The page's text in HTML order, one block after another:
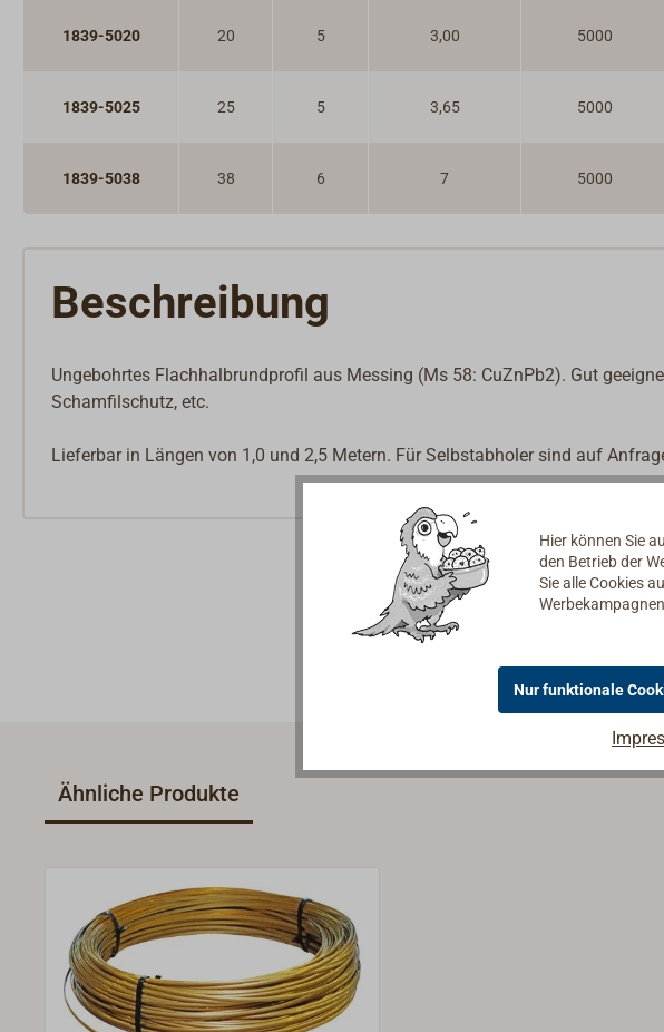
1839-5020 20 5 3,00 5000
1839-5025 25 5 3,65 5000
1839-5038 38 6 7 5000
Beschreibung
Ungebohrtes Flachhalbrundprofil aus Messing (Ms 58: CuZnPb2). Gut
Schamfilschutz, etc.
Lieferbar in Längen von 1,0 und 2,5 Metern. Für Selbstabholer sind auf
Ähnliche Produkte
Hier können Sie
den Betrieb der
Sie alle Cookies
Nur funktionale